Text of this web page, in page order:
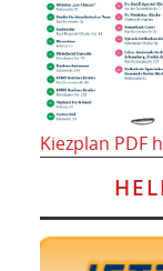
Kiezplan PDF